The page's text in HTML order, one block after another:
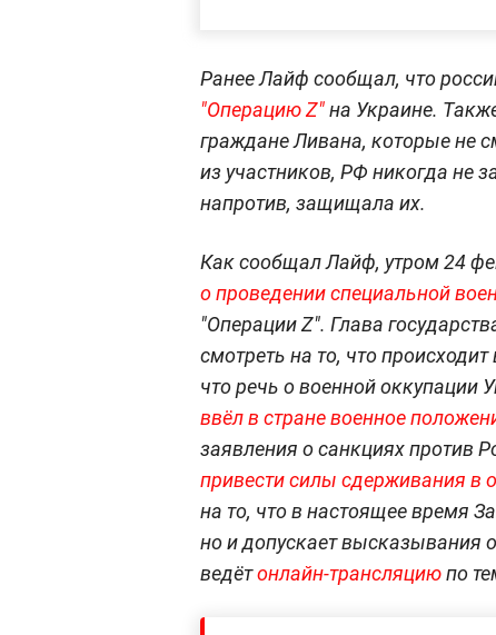
Ранее Лайф сообщал, что
"Операцию Z"на Украине.
граждане Ливана, которые не
из участников, РФ никогда не
напротив, защищала их.
Как сообщал Лайф, утром 24
о проведении специальной
"Операции Z". Глава
смотреть на то, что
что речь о военной оккупации
ввёл в стране военное
заявления о санкциях против
привести силы сдерживания в
на то, что в настоящее время
но и допускает высказывания
ведётонлайн-трансляциюпо